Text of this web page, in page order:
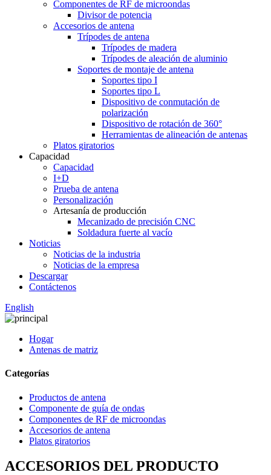
Componentes de RF de microondas
Divisor de potencia
Accesorios de antena
Trípodes de antena
Trípodes de madera
Trípodes de aleación de aluminio
Soportes de montaje de antena
Soportes tipo I
Soportes tipo L
Dispositivo de conmutación de
polarización
Dispositivo de rotación de 360°
Herramientas de alineación de antenas
Platos giratorios
Capacidad
Capacidad
I+D
Prueba de antena
Personalización
Artesanía de producción
Mecanizado de precisión CNC
Soldadura fuerte al vacío
Noticias
Noticias de la industria
Noticias de la empresa
Descargar
Contáctenos
English
Hogar
Antenas de matriz
Categorías
Productos de antena
Componente de guía de ondas
Componentes de RF de microondas
Accesorios de antena
Platos giratorios
ACCESORIOS DEL PRODUCTO